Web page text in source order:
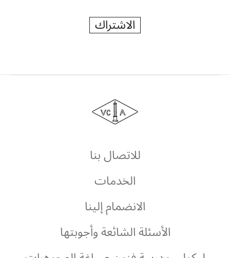
فان
كليف
آربلز
للاتصال بنا
الخدمات
الانضمام إلينا
الأسئلة الشائعة وأجوبتها